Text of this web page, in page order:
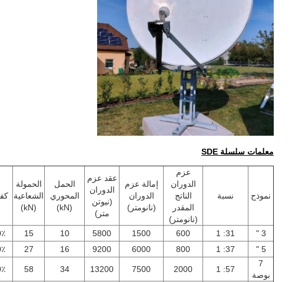
معلمات سلسلة SDE
نموذج نسبة
عزم
الدوران
الناتج
المقدر
(نانومتر)
إمالة عزم
الدوران
(نانومتر)
عقد عزم
الدوران
(نيوتن
متر)
الحمل
المحوري
(kN)
الحمولة
الشعاعية
(kN)
3 "
31: 1
600
1500
5800
10
15
5 "
37: 1
800
6000
9200
16
27
7
بوصة
57: 1
2000
7500
13200
34
58